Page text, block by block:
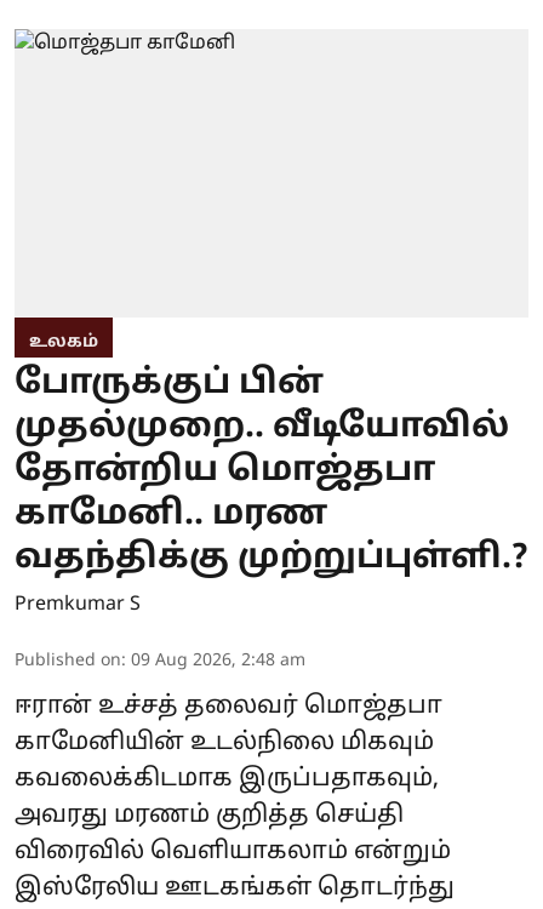
உலகம்
போருக்குப் பின்
முதல்முறை.. வீடியோவில்
தோன்றிய மொஜ்தபா
காமேனி.. மரண
வதந்திக்கு முற்றுப்புள்ளி.?
Premkumar S
Published on: 09 Aug 2026, 2:48 am
ஈரான் உச்சத் தலைவர் மொஜ்தபா
காமேனியின் உடல்நிலை மிகவும்
கவலைக்கிடமாக இருப்பதாகவும்,
அவரது மரணம் குறித்த செய்தி
விரைவில் வெளியாகலாம் என்றும்
இஸ்ரேலிய ஊடகங்கள் தொடர்ந்து